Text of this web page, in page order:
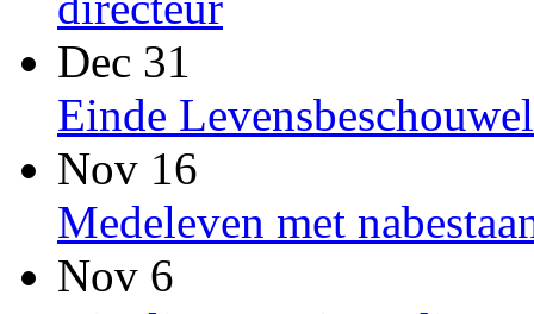
Dec 31
Einde
Nov 16
Medeleven met
Nov 6